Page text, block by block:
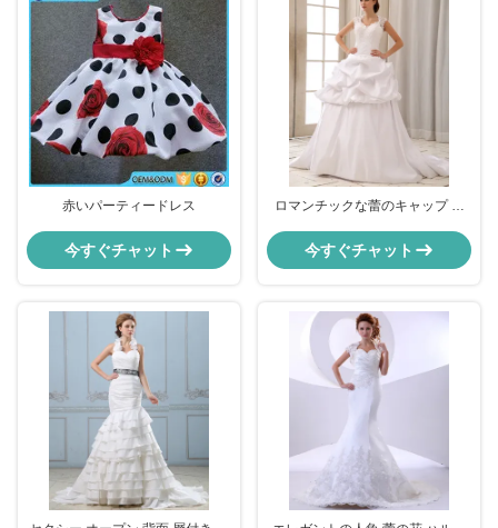
赤いパーティードレス
今すぐチャット
ロマンチックな蕾のキャップ 袖
付きの結婚式ドレス
今すぐチャット